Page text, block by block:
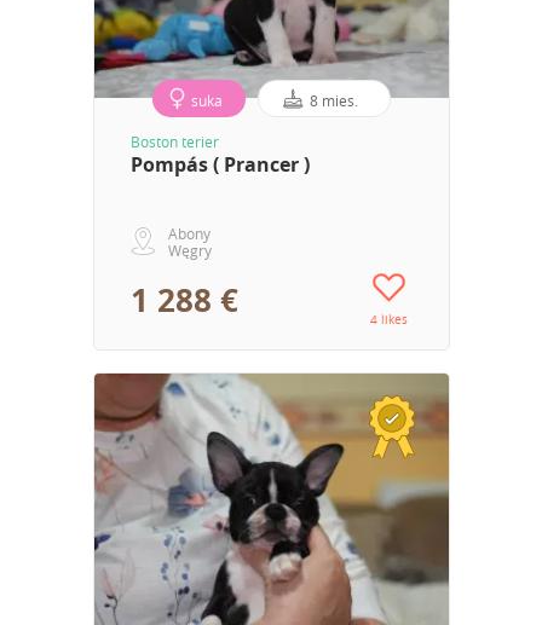
suka 8 mies.
Boston terier
Pompás ( Prancer )
Abony
Węgry
1 288 € 4 likes